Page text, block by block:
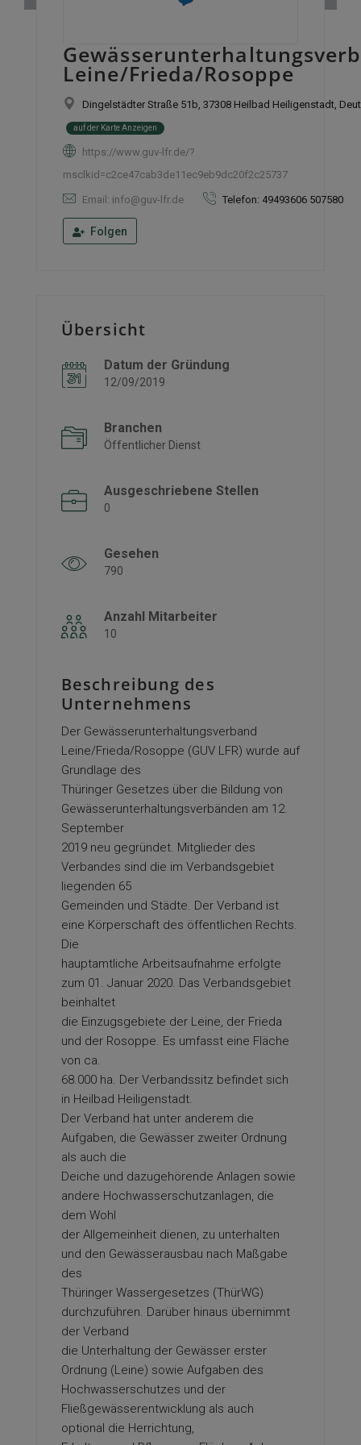
Leine/Frieda/Rosoppe
Dingelstädter Straße 51b, 37308 Heilbad Heiligenstadt,
auf der Karte Anzeigen
https://www.guv-lfr.de/?
msclkid=c2ce47cab3de11ec9eb9dc20f2c25737
Email: info@guv-lfr.de Telefon: 49493606 507580
Folgen
Übersicht
Datum der Gründung
12/09/2019
Branchen
Öffentlicher Dienst
Ausgeschriebene Stellen
0
Gesehen
790
Anzahl Mitarbeiter
10
Beschreibung des
Unternehmens
Der Gewässerunterhaltungsverband
Leine/Frieda/Rosoppe (GUV LFR) wurde auf
Grundlage des
Thüringer Gesetzes über die Bildung von
Gewässerunterhaltungsverbänden am 12.
September
2019 neu gegründet. Mitglieder des
Verbandes sind die im Verbandsgebiet
liegenden 65
Gemeinden und Städte. Der Verband ist
eine Körperschaft des öffentlichen Rechts.
Die
hauptamtliche Arbeitsaufnahme erfolgte
zum 01. Januar 2020. Das Verbandsgebiet
beinhaltet
die Einzugsgebiete der Leine, der Frieda
und der Rosoppe. Es umfasst eine Fläche
von ca.
68.000 ha. Der Verbandssitz befindet sich
in Heilbad Heiligenstadt.
Der Verband hat unter anderem die
Aufgaben, die Gewässer zweiter Ordnung
als auch die
Deiche und dazugehörende Anlagen sowie
andere Hochwasserschutzanlagen, die
dem Wohl
der Allgemeinheit dienen, zu unterhalten
und den Gewässerausbau nach Maßgabe
des
Thüringer Wassergesetzes (ThürWG)
durchzuführen. Darüber hinaus übernimmt
der Verband
die Unterhaltung der Gewässer erster
Ordnung (Leine) sowie Aufgaben des
Hochwasserschutzes und der
Fließgewässerentwicklung als auch
optional die Herrichtung,